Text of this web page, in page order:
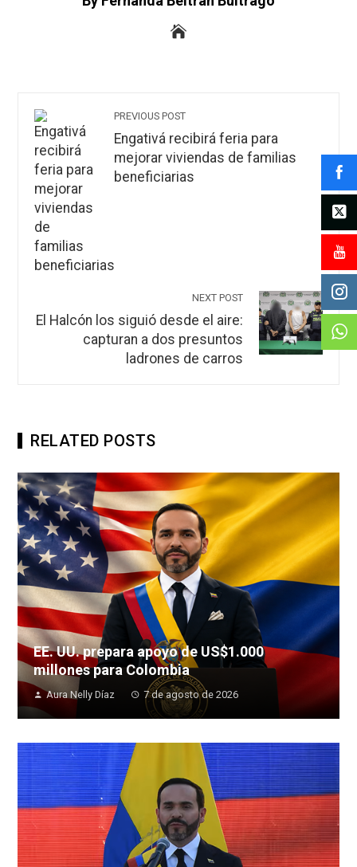
PREVIOUS POST
Engativá recibirá feria para
mejorar viviendas de familias
beneficiarias
NEXT POST
El Halcón los siguió desde el aire:
capturan a dos presuntos
ladrones de carros
RELATED POSTS
EE. UU. prepara apoyo de US$1.000
millones para Colombia
Aura Nelly Díaz 7 de agosto de 2026